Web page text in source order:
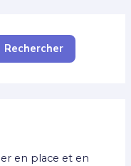
Rechercher
en place et en